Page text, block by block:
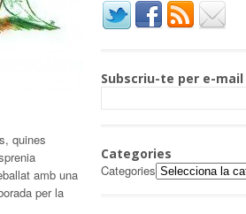
quines
amb una
per la
Subscriu-te per e-mail
Categories
Categories